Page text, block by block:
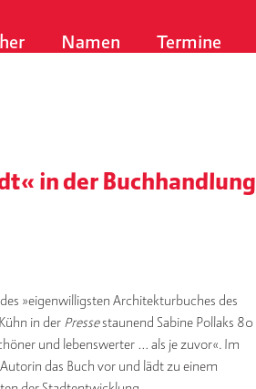
Namen Termine
in der Buchhandlung
»eigenwilligsten Architekturbuches des
in der Pressestaunend Sabine Pollaks 80
und lebenswerter … als je zuvor«. Im
das Buch vor und lädt zu einem